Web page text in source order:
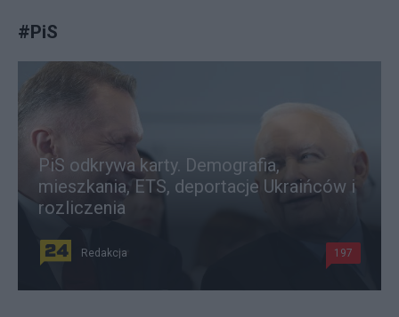
#PiS
PiS odkrywa karty. Demografia,
mieszkania, ETS, deportacje Ukraińców i
rozliczenia
Redakcja 197